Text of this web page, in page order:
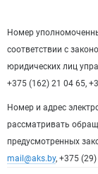
Номер
соответствии с
юридических лиц
+375 (162) 21 04 65,
Номер и адрес
рассматривать
предусмотренных
mail@aks.by, +375